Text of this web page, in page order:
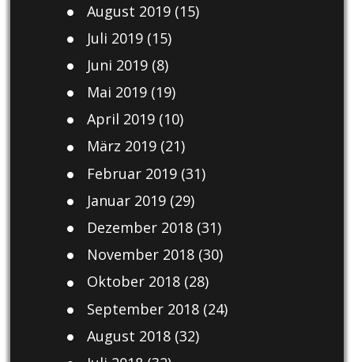
August 2019(15)
Juli 2019(15)
Juni 2019(8)
Mai 2019(19)
April 2019(10)
März 2019(21)
Februar 2019(31)
Januar 2019(29)
Dezember 2018(31)
November 2018(30)
Oktober 2018(28)
September 2018(24)
August 2018(32)